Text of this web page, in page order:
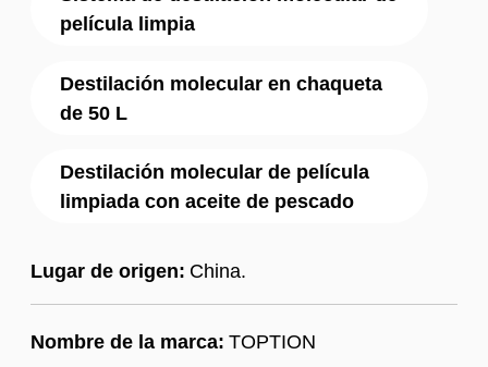
película limpia
Destilación molecular en chaqueta
de 50 L
Destilación molecular de película
limpiada con aceite de pescado
Lugar de origen: China.
Nombre de la marca: TOPTION